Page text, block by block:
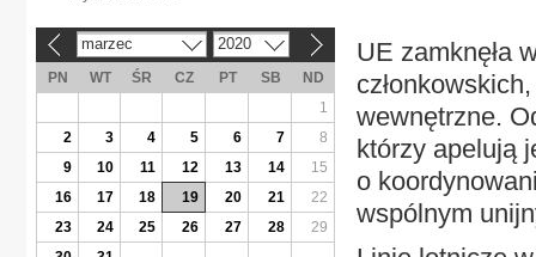
UE zamknęła
wewnętrzne.
którzy apelują
o
wspólnym
marzec 2020
PN WT ŚR CZ PT SB
ND
1
2
3 4 5 6 7
8
9
10 11 12 13 14
15
16
17 18 19 20 21
22
23
24 25 26 27 28
29